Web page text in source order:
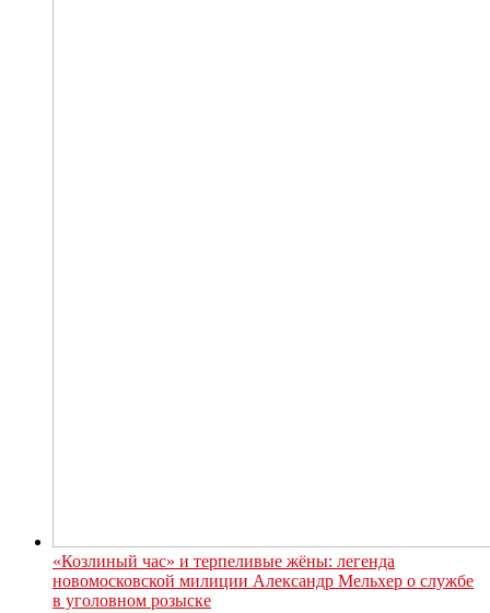
«Козлиный час» и терпеливые жёны: легенда
новомосковской милиции Александр Мельхер о службе
в уголовном розыске